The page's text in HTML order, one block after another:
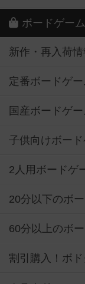
ボードゲー
新作・再入荷情
定番ボードゲ
国産ボードゲ
子供向けボー
2人用ボードゲ
20分以下のボ
60分以上のボ
割引購入！ボ